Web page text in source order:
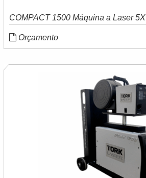
COMPACT 1500 Máquina a Laser 5X
Orçamento